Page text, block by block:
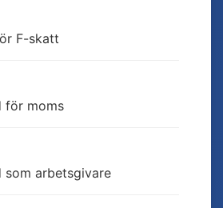
F-skatt
för moms
som arbetsgivare